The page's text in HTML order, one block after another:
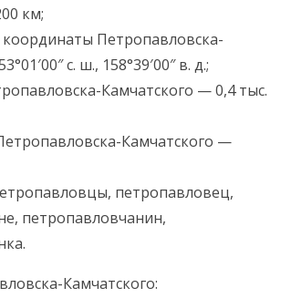
км;
координаты Петропавловска-
с. ш., 158°39′00″ в. д.;
Камчатского — 0,4 тыс.
Камчатского —
петропавловец,
петропавловчанин,
Камчатского: